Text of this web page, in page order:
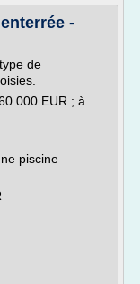
-
de
EUR ; à
piscine